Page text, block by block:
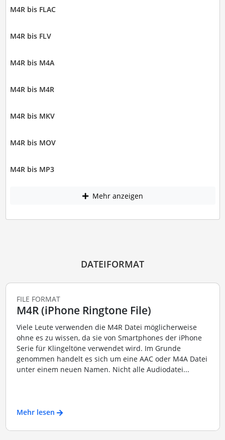
M4R bis FLAC
M4R bis FLV
M4R bis M4A
M4R bis M4R
M4R bis MKV
M4R bis MOV
M4R bis MP3
Mehr anzeigen
DATEIFORMAT
FILE FORMAT
M4R (iPhone Ringtone File)
Viele Leute verwenden die M4R Datei möglicherweise
ohne es zu wissen, da sie von Smartphones der iPhone
Serie für Klingeltöne verwendet wird. Im Grunde
genommen handelt es sich um eine AAC oder M4A Datei
unter einem neuen Namen. Nicht alle Audiodatei...
Mehr lesen